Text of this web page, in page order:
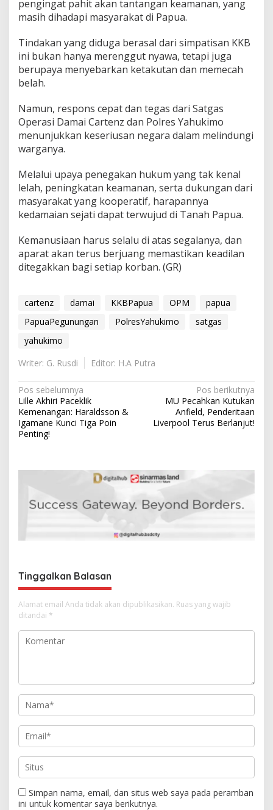
pengingat pahit akan tantangan keamanan, yang
masih dihadapi masyarakat di Papua.
Tindakan yang diduga berasal dari simpatisan KKB
ini bukan hanya merenggut nyawa, tetapi juga
berupaya menyebarkan ketakutan dan memecah
belah.
Namun, respons cepat dan tegas dari Satgas
Operasi Damai Cartenz dan Polres Yahukimo
menunjukkan keseriusan negara dalam melindungi
warganya.
Melalui upaya penegakan hukum yang tak kenal
lelah, peningkatan keamanan, serta dukungan dari
masyarakat yang kooperatif, harapannya
kedamaian sejati dapat terwujud di Tanah Papua.
Kemanusiaan harus selalu di atas segalanya, dan
aparat akan terus berjuang memastikan keadilan
ditegakkan bagi setiap korban. (GR)
cartenz damai KKBPapua OPM
papua
PapuaPegunungan
PolresYahukimo
satgas
yahukimo
Writer: G. Rusdi
Editor: H.A Putra
N
a
v
i
o
Pos sebelumnya
Lille Akhiri Paceklik
Kemenangan: Haraldsson &
Igamane Kunci Tiga Poin
Penting!
Pos berikutnya
MU Pecahkan Kutukan
Anfield, Penderitaan
Liverpool Terus Berlanjut!
Tinggalkan Balasan
Alamat email Anda tidak akan dipublikasikan. Ruas yang wajib
ditandai *
Simpan nama, email, dan situs web saya pada peramban
ini untuk komentar saya berikutnya.